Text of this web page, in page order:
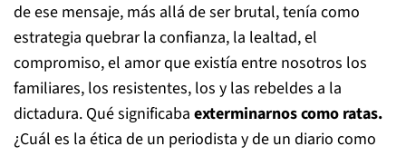
de ese mensaje, más allá de ser brutal, tenía como
estrategia quebrar la confianza, la lealtad, el
compromiso, el amor que existía entre nosotros los
familiares, los resistentes, los y las rebeldes a la
dictadura. Qué significaba exterminarnos como ratas.
¿Cuál es la ética de un periodista y de un diario como